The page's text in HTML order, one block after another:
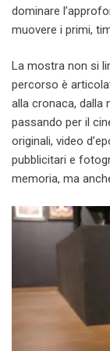
dominare
muovere i primi,
La mostra non si
percorso è
alla cronaca, dalla
passando per il
originali, video
pubblicitari e
memoria, ma